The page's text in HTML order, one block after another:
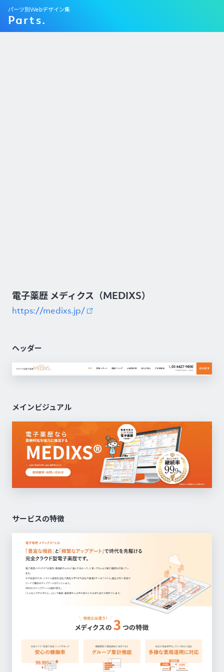
Parts.
パーツ別Webデザイン集
電子薬歴 メディクス（MEDIXS）
https://medixs.jp/
ヘッダー
メインビジュアル
サービスの特徴